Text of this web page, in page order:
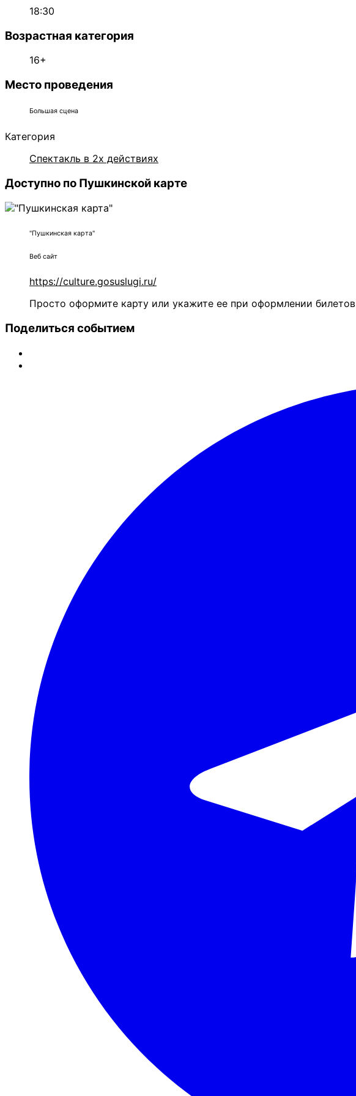
18:30
Возрастная категория
16+
Место проведения
Большая сцена
Категория
Спектакль в 2х действиях
Доступно по Пушкинской карте
"Пушкинская карта"
Веб сайт
https://culture.gosuslugi.ru/
Просто оформите карту или укажите ее при оформлении билетов
Поделиться событием